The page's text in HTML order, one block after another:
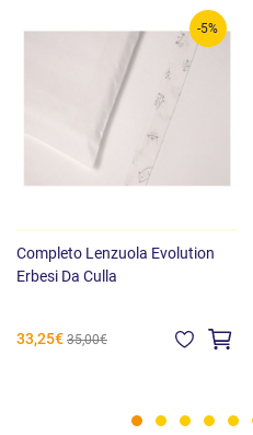
-5%
Completo Lenzuola Evolution
Erbesi Da Culla
33,25€ 35,00€